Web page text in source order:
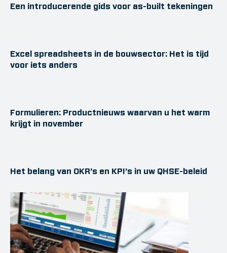
Een introducerende gids voor as-built tekeningen
Excel spreadsheets in de bouwsector: Het is tijd
voor iets anders
Formulieren: Productnieuws waarvan u het warm
krijgt in november
Het belang van OKR’s en KPI’s in uw QHSE-beleid